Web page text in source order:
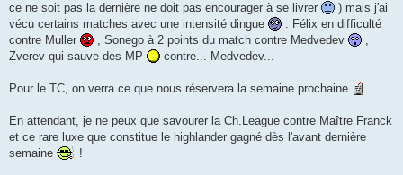
ce ne soit pas la dernière ne doit pas encourager à se livrer
) mais j'ai
vécu certains matches avec une intensité dingue
: Félix en difficulté
contre Muller
, Sonego à 2 points du match contre Medvedev
,
Zverev qui sauve des MP
contre... Medvedev...
Pour le TC, on verra ce que nous réservera la semaine prochaine .
En attendant, je ne peux que savourer la Ch.League contre Maître Franck
et ce rare luxe que constitue le highlander gagné dès l'avant dernière
semaine
!